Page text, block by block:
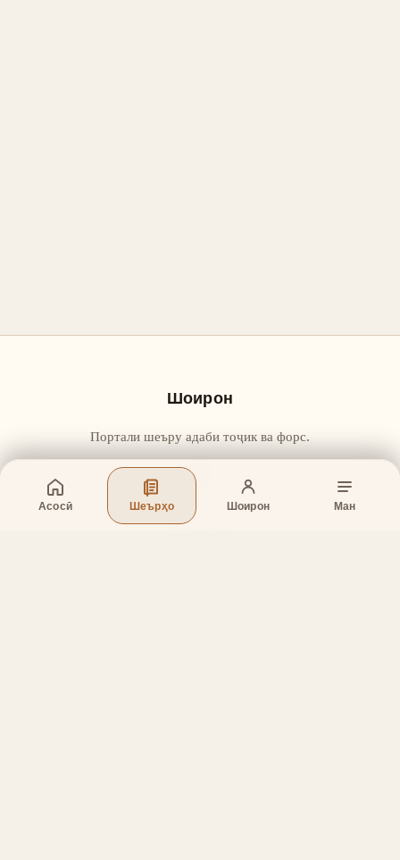
Асосӣ Шеърҳо Шоирон Ман
Шоирон
Портали шеъру адаби тоҷик ва форс.